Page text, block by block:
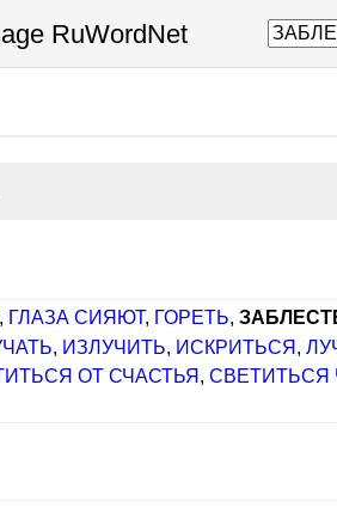
RuWordNet
, ГЛАЗА СИЯЮТ, ГОРЕТЬ,
, ИЗЛУЧИТЬ, ИСКРИТЬСЯ ,
ОТ СЧАСТЬЯ ,СВЕТИТЬСЯ